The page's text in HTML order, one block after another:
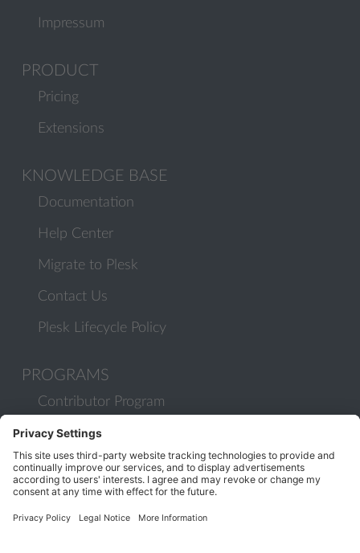
Impressum
PRODUCT
Pricing
Extensions
KNOWLEDGE BASE
Documentation
Help Center
Migrate to Plesk
Contact Us
Plesk Lifecycle Policy
PROGRAMS
Contributor Program
Partner Program
COMMUNITY